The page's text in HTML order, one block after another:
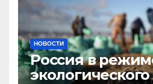
НОВОСТИ
Россия в